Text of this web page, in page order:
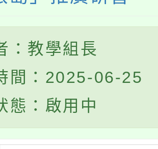
：教學組長
間：2025-06-25
態：啟用中